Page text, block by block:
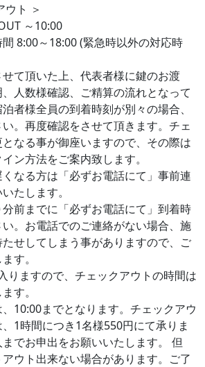
ウト ＞
～10:00
間 8:00～18:00 (緊急時以外の対応時
せて頂いた上、代表者様に鍵のお渡
人数様確認、ご精算の流れとなって
者様全員の到着時刻が別々の場合、
。再度確認をさせて頂きます。チェ
なる事が御座いますので、その際は
ン方法をご案内致します。
くなる方は「必ずお電話にて」事前連
たします。
分前までに「必ずお電話にて」到着時
。お電話でのご連絡がない場合、施
せしてしまう事がありますので、ご
す。
りますので、チェックアウトの時間は
す。
、10:00までとなります。チェックアウ
1時間につき1名様550円にて承りま
でお申出をお願いいたします。 但
ウト出来ない場合があります。ご了